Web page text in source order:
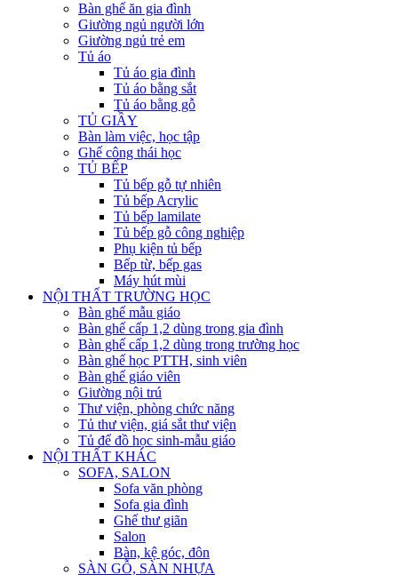
Bàn ghế ăn gia đình
Giường ngủ người lớn
Giường ngủ trẻ em
Tủ áo
Tủ áo gia đình
Tủ áo bằng sắt
Tủ áo bằng gỗ
TỦ GIẦY
Bàn làm việc, học tập
Ghế công thái học
TỦ BẾP
Tủ bếp gỗ tự nhiên
Tủ bếp Acrylic
Tủ bếp lamilate
Tủ bếp gỗ công nghiệp
Phụ kiện tủ bếp
Bếp từ, bếp gas
Máy hút mùi
NỘI THẤT TRƯỜNG HỌC
Bàn ghế mẫu giáo
Bàn ghế cấp 1,2 dùng trong gia đình
Bàn ghế cấp 1,2 dùng trong trường học
Bàn ghế học PTTH, sinh viên
Bàn ghế giáo viên
Giường nội trú
Thư viện, phòng chức năng
Tủ thư viện, giá sắt thư viện
Tủ để đồ học sinh-mẫu giáo
NỘI THẤT KHÁC
SOFA, SALON
Sofa văn phòng
Sofa gia đình
Ghế thư giãn
Salon
Bàn, kệ góc, đôn
SÀN GỖ, SÀN NHỰA